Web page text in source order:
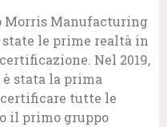
Manufacturing
state le prime realtà in
Nel 2019,
stata la prima
tutte le
il primo gruppo